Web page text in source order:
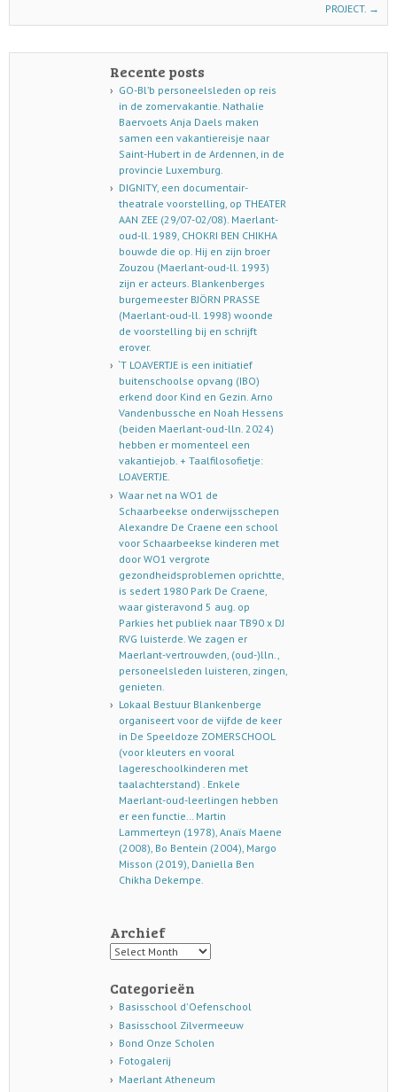
PROJECT. →
Recente posts
GO-Bl’b personeelsleden op reis
in de zomervakantie. Nathalie
Baervoets Anja Daels maken
samen een vakantiereisje naar
Saint-Hubert in de Ardennen, in de
provincie Luxemburg.
DIGNITY, een documentair-
theatrale voorstelling, op THEATER
AAN ZEE (29/07-02/08). Maerlant-
oud-ll. 1989, CHOKRI BEN CHIKHA
bouwde die op. Hij en zijn broer
Zouzou (Maerlant-oud-ll. 1993)
zijn er acteurs. Blankenberges
burgemeester BJÖRN PRASSE
(Maerlant-oud-ll. 1998) woonde
de voorstelling bij en schrijft
erover.
‘T LOAVERTJE is een initiatief
buitenschoolse opvang (IBO)
erkend door Kind en Gezin. Arno
Vandenbussche en Noah Hessens
(beiden Maerlant-oud-lln. 2024)
hebben er momenteel een
vakantiejob. + Taalfilosofietje:
LOAVERTJE.
Waar net na WO1 de
Schaarbeekse onderwijsschepen
Alexandre De Craene een school
voor Schaarbeekse kinderen met
door WO1 vergrote
gezondheidsproblemen oprichtte,
is sedert 1980 Park De Craene,
waar gisteravond 5 aug. op
Parkies het publiek naar TB90 x DJ
RVG luisterde. We zagen er
Maerlant-vertrouwden, (oud-)lln.,
personeelsleden luisteren, zingen,
genieten.
Lokaal Bestuur Blankenberge
organiseert voor de vijfde de keer
in De Speeldoze ZOMERSCHOOL
(voor kleuters en vooral
lagereschoolkinderen met
taalachterstand) . Enkele
Maerlant-oud-leerlingen hebben
er een functie… Martin
Lammerteyn (1978), Anaïs Maene
(2008), Bo Bentein (2004), Margo
Misson (2019), Daniella Ben
Chikha Dekempe.
Archief
Archief
Categorieën
Basisschool d'Oefenschool
Basisschool Zilvermeeuw
Bond Onze Scholen
Fotogalerij
Maerlant Atheneum